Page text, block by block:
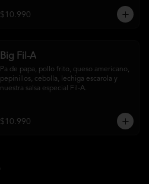
$10.990
Big Fil-A
Pa de papa, pollo frito, queso americano,
pepinillos, cebolla, lechiga escarola y
nuestra salsa especial Fil-A.
$10.990